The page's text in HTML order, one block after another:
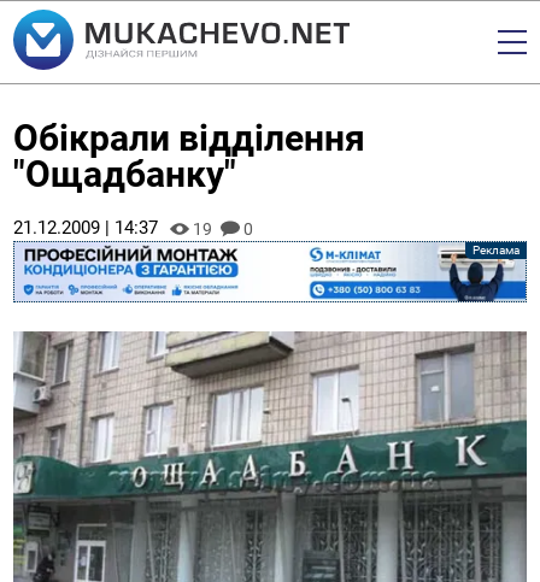
Обікрали відділення
"Ощадбанку"
21.12.2009 | 14:37 19 0